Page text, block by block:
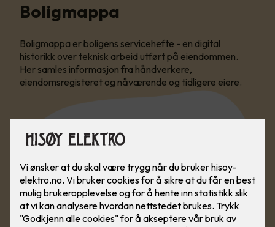
Boligmappa
Boligmappa er boligens servicehefte - en digital
historikk over teknisk arbeid utført på eiendommen.
Her samles informasjon fra håndverkere,
eiendomsregisteret og nåværende og tidligere eiere.